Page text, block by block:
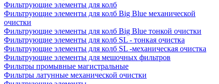
Фильтрующие элементы для колб
Фильтрующие элементы для колб Big Blue механической
очистки
Фильтрующие элементы для колб Big Blue тонкой очистки
Фильтрующие элементы для колб SL - тонкая очистка
Фильтрующие элементы для колб SL -механическая очистка
Фильтрующие элементы для мешочных фильтров
Фильтры промывные магистральные
Фильтры латунные механической очистки